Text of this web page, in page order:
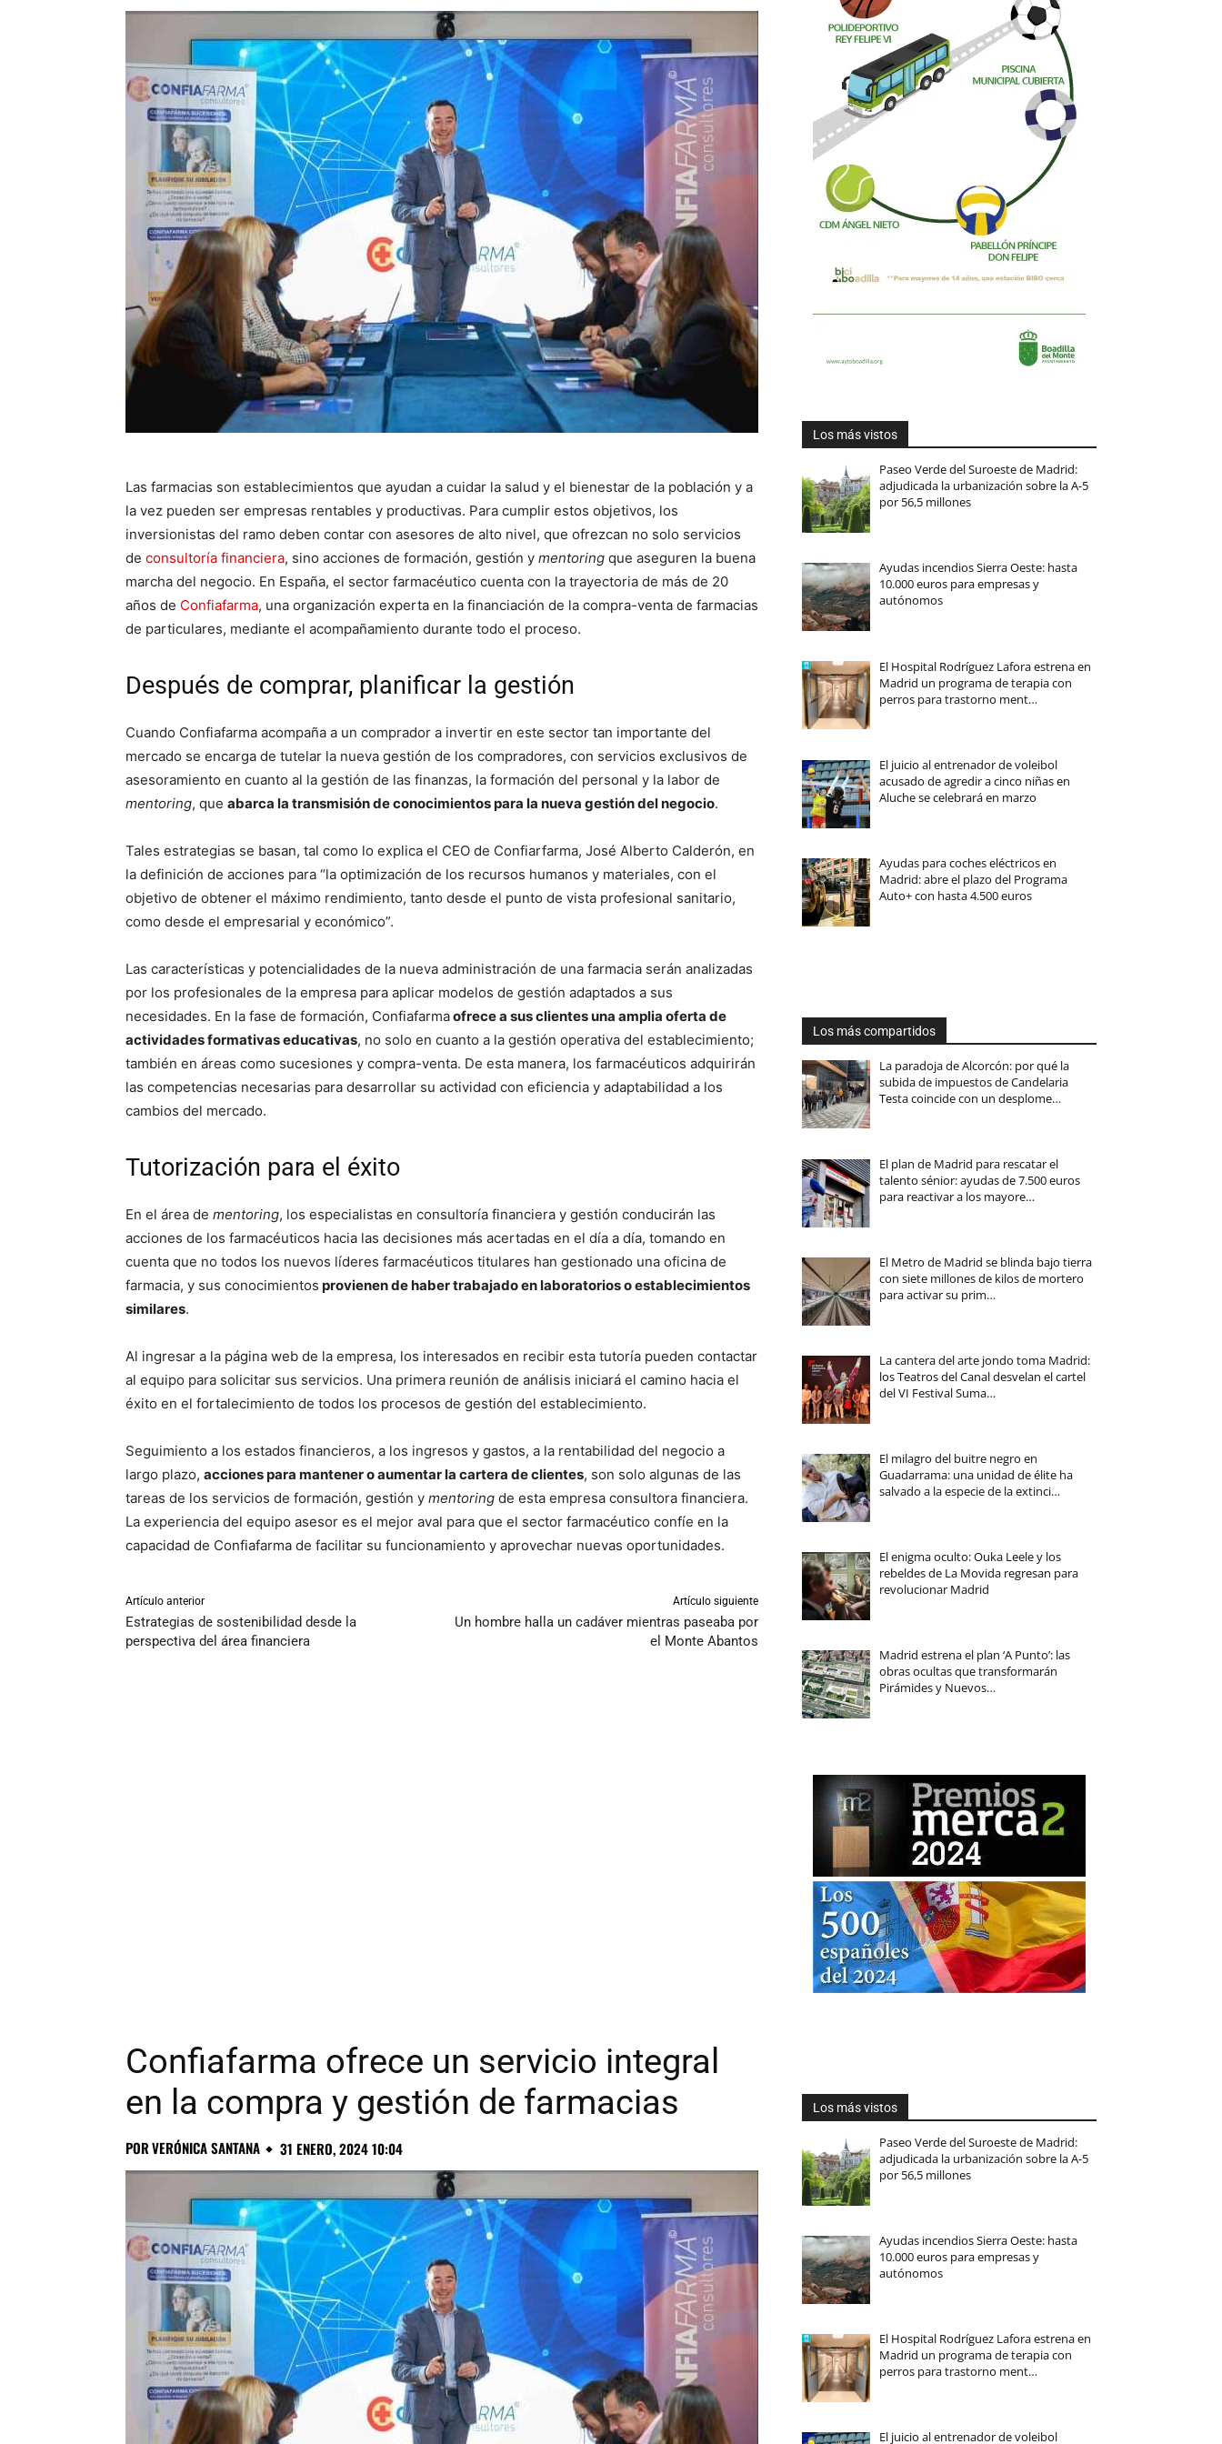
Las farmacias son establecimientos que ayudan a cuidar la salud y el bienestar de la población y a
la vez pueden ser empresas rentables y productivas. Para cumplir estos objetivos, los
inversionistas del ramo deben contar con asesores de alto nivel, que ofrezcan no solo servicios
de consultoría financiera, sino acciones de formación, gestión y mentoring que aseguren la buena
marcha del negocio. En España, el sector farmacéutico cuenta con la trayectoria de más de 20
años de Confiafarma, una organización experta en la financiación de la compra-venta de farmacias
de particulares, mediante el acompañamiento durante todo el proceso.
Después de comprar, planificar la gestión
Cuando Confiafarma acompaña a un comprador a invertir en este sector tan importante del
mercado se encarga de tutelar la nueva gestión de los compradores, con servicios exclusivos de
asesoramiento en cuanto al la gestión de las finanzas, la formación del personal y la labor de
mentoring, que abarca la transmisión de conocimientos para la nueva gestión del negocio.
Tales estrategias se basan, tal como lo explica el CEO de Confiarfarma, José Alberto Calderón, en
la definición de acciones para “la optimización de los recursos humanos y materiales, con el
objetivo de obtener el máximo rendimiento, tanto desde el punto de vista profesional sanitario,
como desde el empresarial y económico”.
Las características y potencialidades de la nueva administración de una farmacia serán analizadas
por los profesionales de la empresa para aplicar modelos de gestión adaptados a sus
necesidades. En la fase de formación, Confiafarmaofrece a sus clientes una amplia oferta de
actividades formativas educativas, no solo en cuanto a la gestión operativa del establecimiento;
también en áreas como sucesiones y compra-venta. De esta manera, los farmacéuticos adquirirán
las competencias necesarias para desarrollar su actividad con eficiencia y adaptabilidad a los
cambios del mercado.
Tutorización para el éxito
En el área de mentoring, los especialistas en consultoría financiera y gestión conducirán las
acciones de los farmacéuticos hacia las decisiones más acertadas en el día a día, tomando en
cuenta que no todos los nuevos líderes farmacéuticos titulares han gestionado una oficina de
farmacia, y sus conocimientos provienen de haber trabajado en laboratorios o establecimientos
similares.
Al ingresar a la página web de la empresa, los interesados en recibir esta tutoría pueden contactar
al equipo para solicitar sus servicios. Una primera reunión de análisis iniciará el camino hacia el
éxito en el fortalecimiento de todos los procesos de gestión del establecimiento.
Seguimiento a los estados financieros, a los ingresos y gastos, a la rentabilidad del negocio a
largo plazo, acciones para mantener o aumentar la cartera de clientes, son solo algunas de las
tareas de los servicios de formación, gestión y mentoring de esta empresa consultora financiera.
La experiencia del equipo asesor es el mejor aval para que el sector farmacéutico confíe en la
capacidad de Confiafarma de facilitar su funcionamiento y aprovechar nuevas oportunidades.
Artículo anterior
Estrategias de sostenibilidad desde la
perspectiva del área financiera
Artículo siguiente
Un hombre halla un cadáver mientras paseaba por
el Monte Abantos
Los más vistos
Paseo Verde del Suroeste de Madrid:
adjudicada la urbanización sobre la A-5
por 56,5 millones
Ayudas incendios Sierra Oeste: hasta
10.000 euros para empresas y
autónomos
El Hospital Rodríguez Lafora estrena en
Madrid un programa de terapia con
perros para trastorno ment…
El juicio al entrenador de voleibol
acusado de agredir a cinco niñas en
Aluche se celebrará en marzo
Ayudas para coches eléctricos en
Madrid: abre el plazo del Programa
Auto+ con hasta 4.500 euros
Los más compartidos
La paradoja de Alcorcón: por qué la
subida de impuestos de Candelaria
Testa coincide con un desplome…
El plan de Madrid para rescatar el
talento sénior: ayudas de 7.500 euros
para reactivar a los mayore…
El Metro de Madrid se blinda bajo tierra
con siete millones de kilos de mortero
para activar su prim…
La cantera del arte jondo toma Madrid:
los Teatros del Canal desvelan el cartel
del VI Festival Suma…
El milagro del buitre negro en
Guadarrama: una unidad de élite ha
salvado a la especie de la extinci…
El enigma oculto: Ouka Leele y los
rebeldes de La Movida regresan para
revolucionar Madrid
Madrid estrena el plan ‘A Punto’: las
obras ocultas que transformarán
Pirámides y Nuevos…
Confiafarma ofrece un servicio integral
en la compra y gestión de farmacias
PORVERÓNICA SANTANA 31 ENERO, 2024 10:04
Los más vistos
Paseo Verde del Suroeste de Madrid:
adjudicada la urbanización sobre la A-5
por 56,5 millones
Ayudas incendios Sierra Oeste: hasta
10.000 euros para empresas y
autónomos
El Hospital Rodríguez Lafora estrena en
Madrid un programa de terapia con
perros para trastorno ment…
El juicio al entrenador de voleibol